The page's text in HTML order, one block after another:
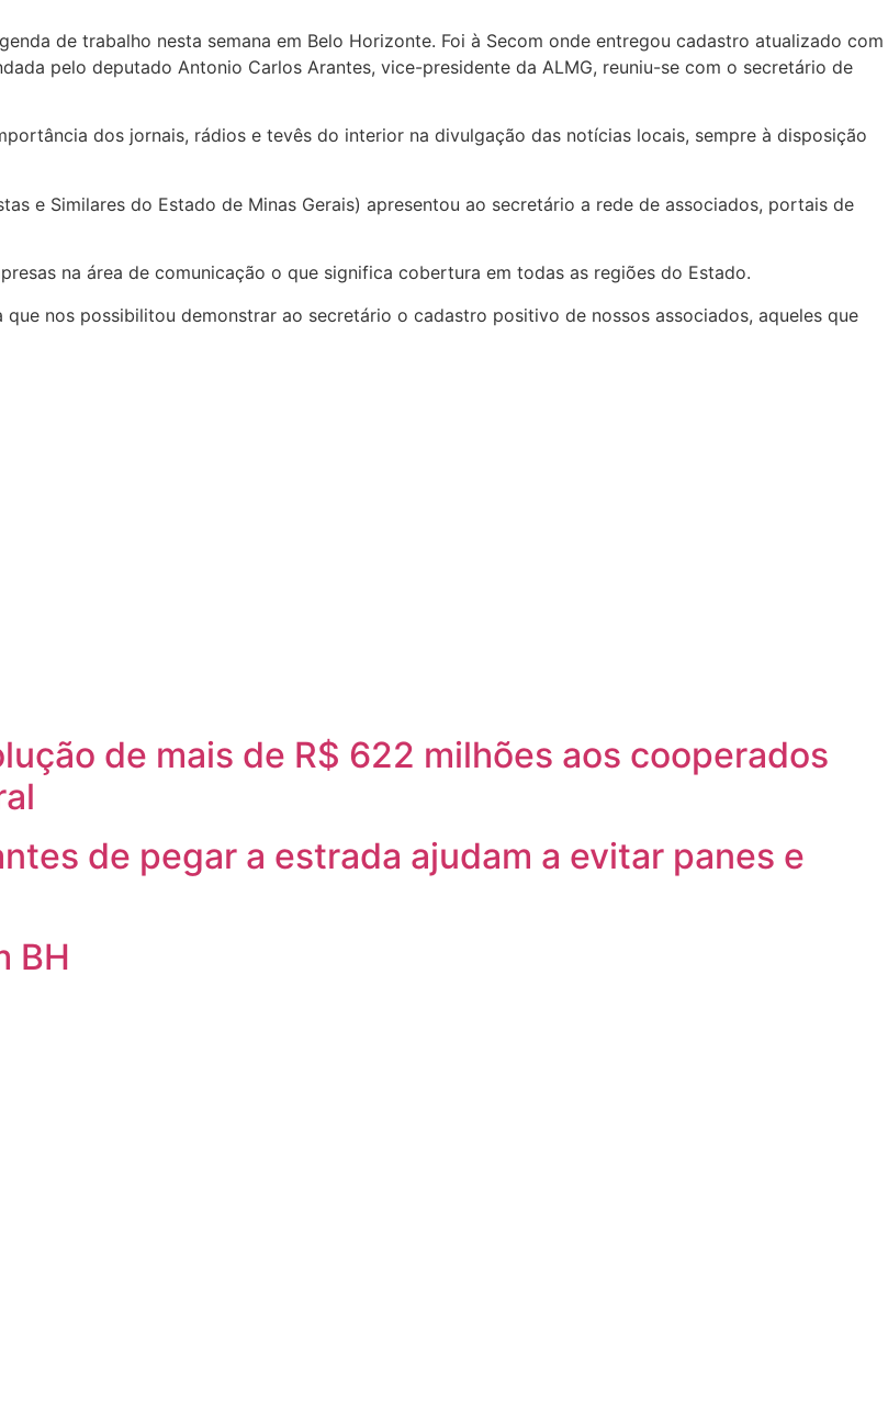
de trabalho nesta semana em Belo Horizonte. Foi à Secom onde entregou cadastro atualizado com
pelo deputado Antonio Carlos Arantes, vice-presidente da ALMG, reuniu-se com o secretário de
dos jornais, rádios e tevês do interior na divulgação das notícias locais, sempre à disposição
e Similares do Estado de Minas Gerais) apresentou ao secretário a rede de associados, portais de
na área de comunicação o que significa cobertura em todas as regiões do Estado.
nos possibilitou demonstrar ao secretário o cadastro positivo de nossos associados, aqueles que
de mais de R$ 622 milhões aos cooperados
de pegar a estrada ajudam a evitar panes e
BH